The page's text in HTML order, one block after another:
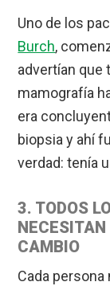
Uno de los
Burch,
advertían que
mamografía
era
biopsia y ahí
verdad: tenía
3. TODOS
NECESITAN
CAMBIO
Cada